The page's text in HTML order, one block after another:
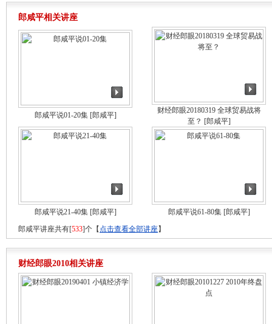
郎咸平相关讲座
郎咸平说01-20集[郎咸平]
财经郎眼20180319 全球贸易战将
至？ [郎咸平]
郎咸平说21-40集[郎咸平] 郎咸平说61-80集[郎咸平]
郎咸平讲座共有[533]个【 点击查看全部讲座】
财经郎眼2010相关讲座